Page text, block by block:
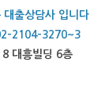
대출상담사 입니다
2104-3270~3
대흥빌딩 6층